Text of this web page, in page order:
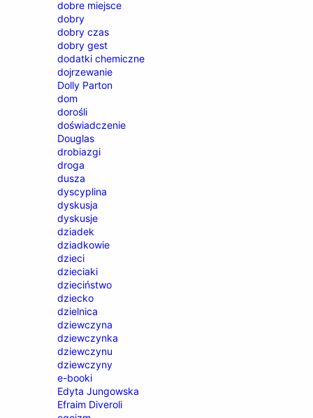
dobre miejsce
dobry
dobry czas
dobry gest
dodatki chemiczne
dojrzewanie
Dolly Parton
dom
dorośli
doświadczenie
Douglas
drobiazgi
droga
dusza
dyscyplina
dyskusja
dyskusje
dziadek
dziadkowie
dzieci
dzieciaki
dzieciństwo
dziecko
dzielnica
dziewczyna
dziewczynka
dziewczynu
dziewczyny
e-booki
Edyta Jungowska
Efraim Diveroli